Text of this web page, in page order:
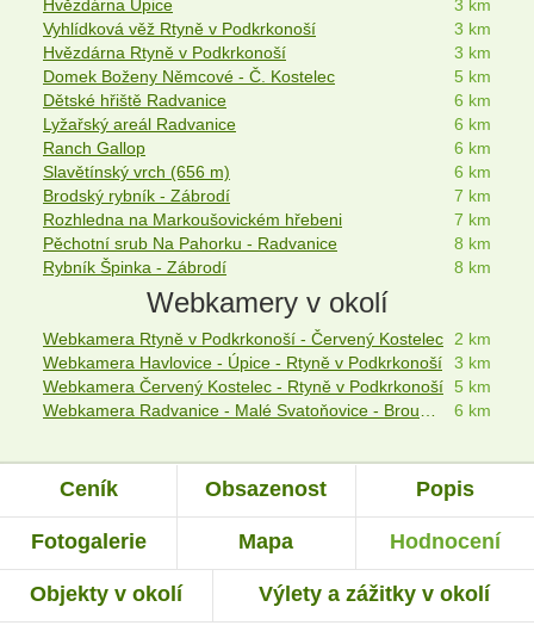
Hvězdárna Úpice
3 km
Vyhlídková věž Rtyně v Podkrkonoší
3 km
Hvězdárna Rtyně v Podkrkonoší
3 km
Domek Boženy Němcové - Č. Kostelec
5 km
Dětské hřiště Radvanice
6 km
Lyžařský areál Radvanice
6 km
Ranch Gallop
6 km
Slavětínský vrch (656 m)
6 km
Brodský rybník - Zábrodí
7 km
Rozhledna na Markoušovickém hřebeni
7 km
Pěchotní srub Na Pahorku - Radvanice
8 km
Rybník Špinka - Zábrodí
8 km
Webkamery v okolí
Webkamera Rtyně v Podkrkonoší - Červený Kostelec 2 km
Webkamera Havlovice - Úpice - Rtyně v Podkrkonoší
3 km
Webkamera Červený Kostelec - Rtyně v Podkrkonoší 5 km
Webkamera Radvanice - Malé Svatoňovice - Broumovsko
6 km
Ceník Obsazenost Popis
Fotogalerie Mapa Hodnocení
Objekty v okolí Výlety a zážitky v okolí